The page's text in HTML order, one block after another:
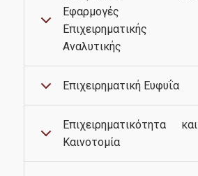
Εφαρμογές
Επιχειρηματικής
Αναλυτικής
Επιχειρηματική Ευφυΐα
Επιχειρηματικότητα και
Καινοτομία